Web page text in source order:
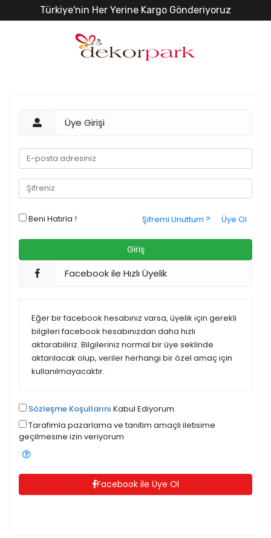
Türkiye'nin Her Yerine Kargo Gönderiyoruz
Üye Girişi
Beni Hatırla ! Üye Ol
Şifremi Unuttum ?
Facebook ile Hızlı Üyelik
Eğer bir facebook hesabınız varsa, üyelik için gerekli
bilgileri facebook hesabınızdan daha hızlı
aktarabiliriz. Bilgileriniz normal bir üye seklinde
aktarılacak olup, veriler herhangi bir özel amaç için
kullanılmayacaktır.
Sözleşme Koşullarını Kabul Ediyorum.
Tarafimla pazarlama ve tanitim amaçli iletisime
geçilmesine izin veriyorum
Facebook ile Üye Ol